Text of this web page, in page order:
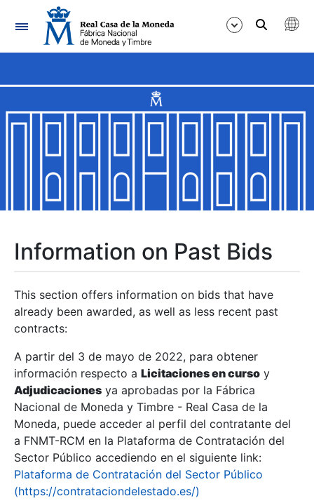
Navigation
Show/Hide
Show/Hide
Show/Hide
Show/Hide
Show/Hide
Information on Past Bids
This section offers information on bids that have
already been awarded, as well as less recent past
contracts:
A partir del 3 de mayo de 2022, para obtener
información respecto a Licitaciones en curso y
Adjudicaciones ya aprobadas por la Fábrica
Nacional de Moneda y Timbre - Real Casa de la
Moneda, puede acceder al perfil del contratante del
a FNMT-RCM en la Plataforma de Contratación del
Sector Público accediendo en el siguiente link:
Plataforma de Contratación del Sector Público
(https://contrataciondelestado.es/)